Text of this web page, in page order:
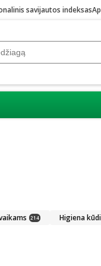
savijautos indeksas
214 Higiena